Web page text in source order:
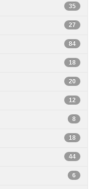
35
27
84
18
20
12
8
18
44
6